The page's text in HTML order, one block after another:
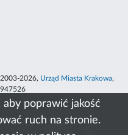
poprawić jakość
ruch na stronie.
2026, Urząd Miasta Krakowa,